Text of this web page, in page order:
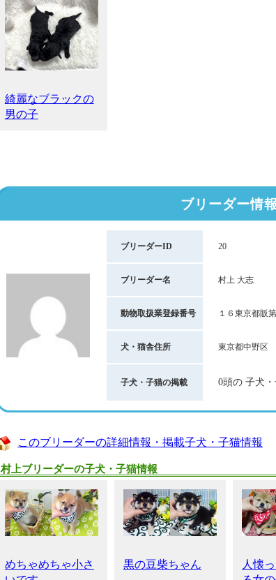
綺麗なブラックの
男の子
ブリーダー情報
ブリーダーID 20
ブリーダー名 村上 大志
動物取扱業登録番号 １６東京都販
犬・猫舎住所 東京都中野区
子犬・子猫の掲載 0頭の 子犬
このブリーダーの詳細情報・掲載子犬・子猫情報
村上ブリーダーの子犬・子猫情報
めちゃめちゃ小さ
黒の豆柴ちゃん
人懐